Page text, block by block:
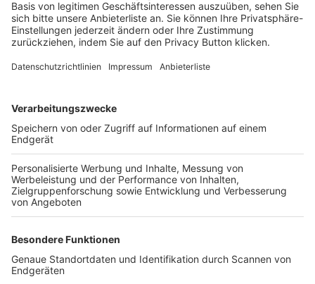
Login SpielPlus
FOLGE DEM BFV
TOP-VEREINE
TOP-PARTNER